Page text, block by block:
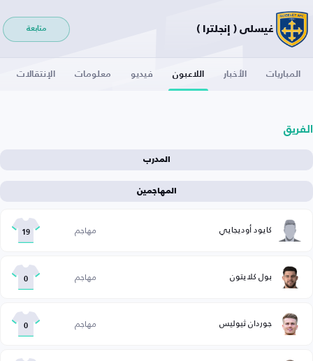
غيسلي ( إنجلترا ) متابعة
المباريات الأخبار اللاعبون فيديو معلومات الإنتقالات
الفريق
المدرب
المهاجمين
كايود أوديجايي مهاجم 19
بول كلايتون مهاجم 0
جوردان ثيوليس مهاجم 0